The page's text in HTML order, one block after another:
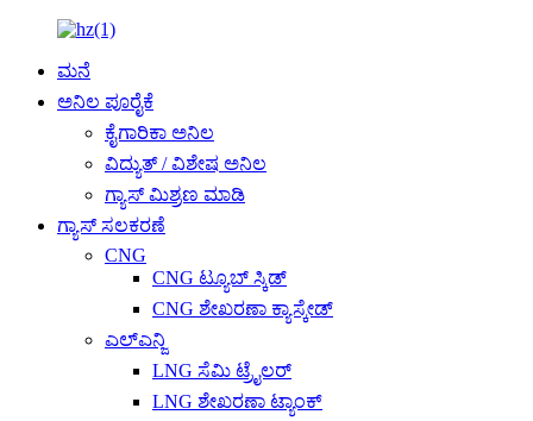
ಮನೆ
ಅನಿಲ ಪೂರೈಕೆ
ಕೈಗಾರಿಕಾ ಅನಿಲ
ವಿದ್ಯುತ್ / ವಿಶೇಷ ಅನಿಲ
ಗ್ಯಾಸ್ ಮಿಶ್ರಣ ಮಾಡಿ
ಗ್ಯಾಸ್ ಸಲಕರಣೆ
CNG
CNG ಟ್ಯೂಬ್ ಸ್ಕಿಡ್
CNG ಶೇಖರಣಾ ಕ್ಯಾಸ್ಕೇಡ್
ಎಲ್ಎನ್ಜಿ
LNG ಸೆಮಿ ಟ್ರೈಲರ್
LNG ಶೇಖರಣಾ ಟ್ಯಾಂಕ್